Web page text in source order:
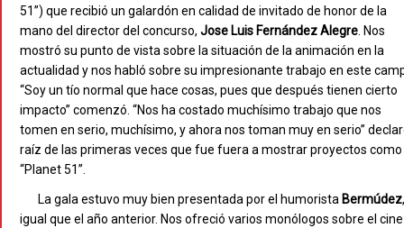
51”) que recibió un galardón en calidad de invitado de honor de la
mano del director del concurso, Jose Luis Fernández Alegre. Nos
mostró su punto de vista sobre la situación de la animación en la
actualidad y nos habló sobre su impresionante trabajo en este
“Soy un tío normal que hace cosas, pues que después tienen cierto
impacto” comenzó. “Nos ha costado muchísimo trabajo que nos
tomen en serio, muchísimo, y ahora nos toman muy en serio”
raíz de las primeras veces que fue fuera a mostrar proyectos como
“Planet 51”.
La gala estuvo muy bien presentada por el humorista Bermúdez
igual que el año anterior. Nos ofreció varios monólogos sobre el